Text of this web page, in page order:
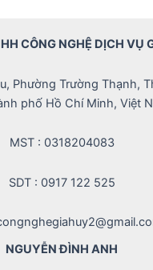
CÔNG NGHỆ DỊCH VỤ
Phường Trường Thạnh,
phố Hồ Chí Minh, Việt
MST : 0318204083
SDT : 0917 122 525
NGUYỄN ĐÌNH ANH